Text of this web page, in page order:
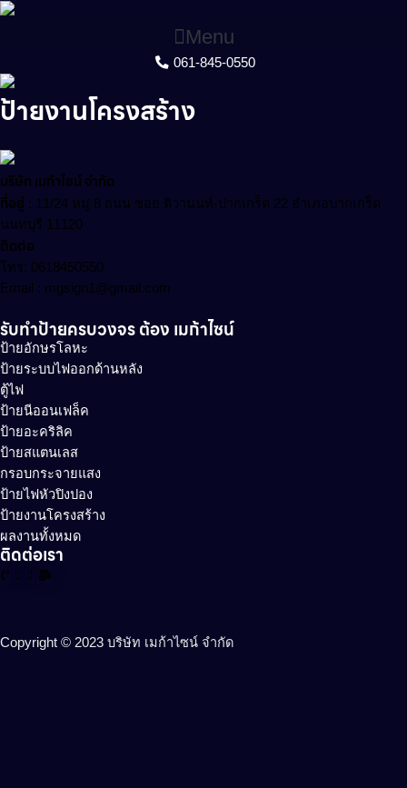
Skip
Menu
061-845-0550
ป้ายงานโครงสร้าง
บริษัท เมก้าไซน์ จำกัด
ที่อยู่ : 11/24 หมู่ 8 ถนน ซอย ติวานนท์-ปากเกร็ด 22 อำเภอปากเกร็ด
นนทบุรี 11120
ติดต่อ
โทร: 0618450550
Email : mgsign1@gmail.com
รับทำป้ายครบวงจร ต้อง เมก้าไซน์
ป้ายอักษรโลหะ
ป้ายระบบไฟออกด้านหลัง
ตู้ไฟ
ป้ายนีออนเฟล็ค
ป้ายอะคริลิค
ป้ายสแตนเลส
กรอบกระจายแสง
ป้ายไฟหัวปิงปอง
ป้ายงานโครงสร้าง
ผลงานทั้งหมด
ติดต่อเรา
Copyright © 2023 บริษัท เมก้าไซน์ จำกัด